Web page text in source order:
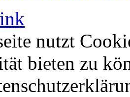
nutzt
bieten zu